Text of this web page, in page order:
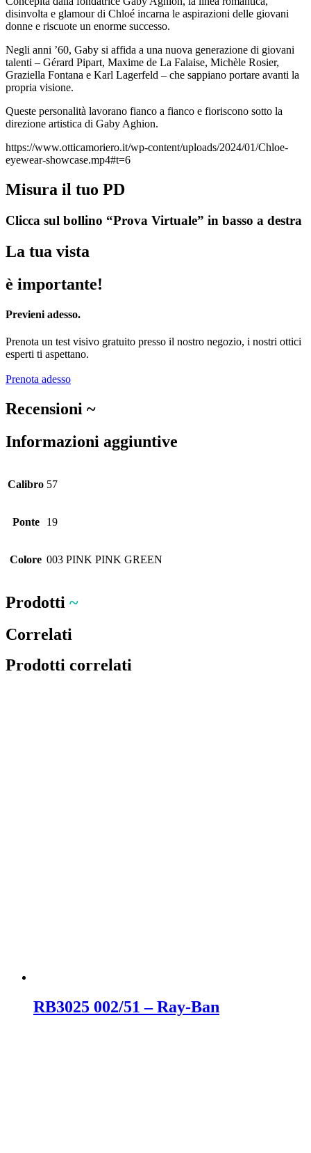
disinvolta e glamour di Chloé incarna le aspirazioni delle giovani
donne e riscuote un enorme successo.
Negli anni ’60, Gaby si affida a una nuova generazione di giovani
talenti – Gérard Pipart, Maxime de La Falaise, Michèle Rosier,
Graziella Fontana e Karl Lagerfeld – che sappiano portare avanti la
propria visione.
Queste personalità lavorano fianco a fianco e fioriscono sotto la
direzione artistica di Gaby Aghion.
https://www.otticamoriero.it/wp-content/uploads/2024/01/Chloe-
eyewear-showcase.mp4#t=6
Misura il tuo PD
Clicca sul bollino “Prova Virtuale” in basso a destra
La tua vista
è importante!
Previeni adesso.
Prenota un test visivo gratuito presso il nostro negozio, i nostri ottici
esperti ti aspettano.
Prenota adesso
Recensioni ~
Informazioni aggiuntive
Calibro 57
Ponte 19
Colore 003 PINK PINK GREEN
Prodotti ~
Correlati
Prodotti correlati
RB3025 002/51 – Ray-Ban